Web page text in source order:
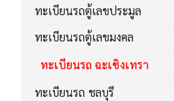
ทะเบียนรถตู้เลขประมูล
ทะเบียนรถตู้เลขมงคล
ทะเบียนรถ ฉะเชิงเทรา
ทะเบียนรถ ชลบุรี